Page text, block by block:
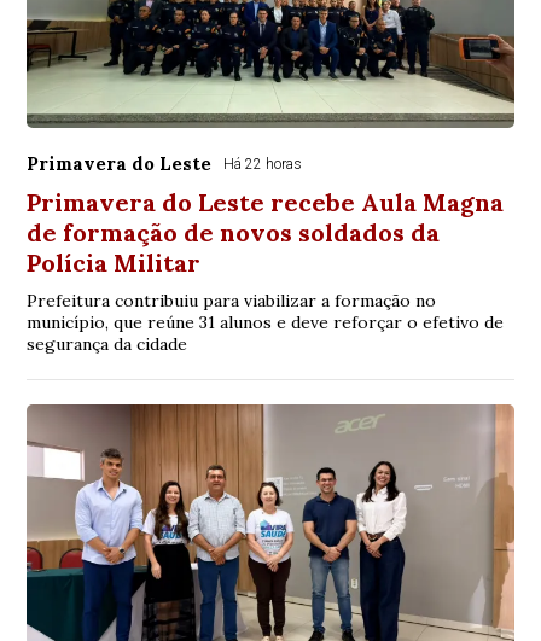
Primavera do Leste Há 22 horas
Primavera do Leste recebe Aula Magna
de formação de novos soldados da
Polícia Militar
Prefeitura contribuiu para viabilizar a formação no
município, que reúne 31 alunos e deve reforçar o efetivo de
segurança da cidade